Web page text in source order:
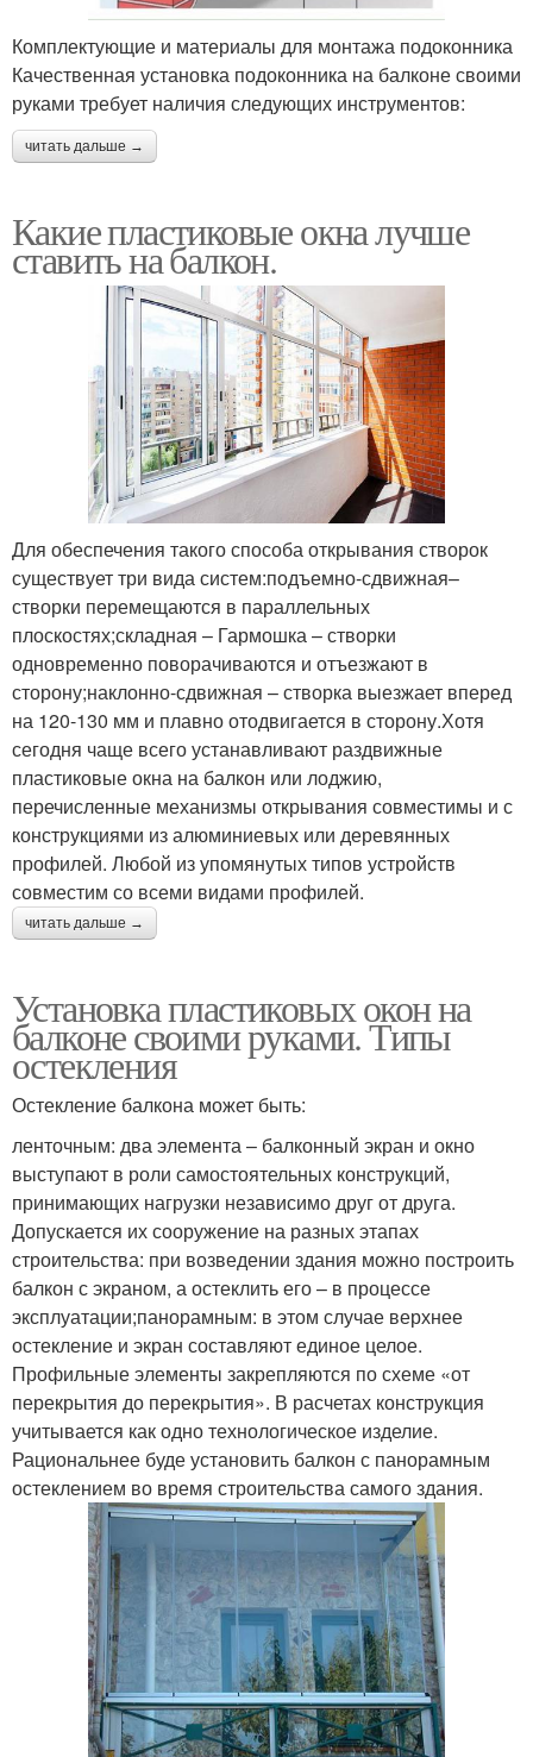
Комплектующие и материалы для монтажа подоконника
Качественная установка подоконника на балконе своими
руками требует наличия следующих инструментов:
читать дальше →
Какие пластиковые окна лучше
ставить на балкон.
Для обеспечения такого способа открывания створок
существует три вида систем:подъемно-сдвижная–
створки перемещаются в параллельных
плоскостях;складная – Гармошка – створки
одновременно поворачиваются и отъезжают в
сторону;наклонно-сдвижная – створка выезжает вперед
на 120-130 мм и плавно отодвигается в сторону.Хотя
сегодня чаще всего устанавливают раздвижные
пластиковые окна на балкон или лоджию,
перечисленные механизмы открывания совместимы и с
конструкциями из алюминиевых или деревянных
профилей. Любой из упомянутых типов устройств
совместим со всеми видами профилей.
читать дальше →
Установка пластиковых окон на
балконе своими руками. Типы
остекления
Остекление балкона может быть:
ленточным: два элемента – балконный экран и окно
выступают в роли самостоятельных конструкций,
принимающих нагрузки независимо друг от друга.
Допускается их сооружение на разных этапах
строительства: при возведении здания можно построить
балкон с экраном, а остеклить его – в процессе
эксплуатации;панорамным: в этом случае верхнее
остекление и экран составляют единое целое.
Профильные элементы закрепляются по схеме «от
перекрытия до перекрытия». В расчетах конструкция
учитывается как одно технологическое изделие.
Рациональнее буде установить балкон с панорамным
остеклением во время строительства самого здания.